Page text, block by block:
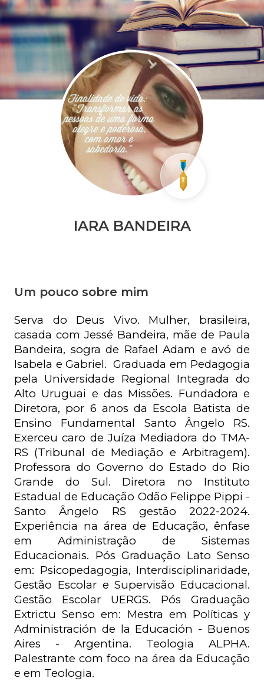
IARA BANDEIRA
Um pouco sobre mim
Serva do Deus Vivo. Mulher, brasileira,
casada com Jessé Bandeira, mãe de Paula
Bandeira, sogra de Rafael Adam e avó de
Isabela e Gabriel.  Graduada em Pedagogia
pela Universidade Regional Integrada do
Alto Uruguai e das Missões. Fundadora e
Diretora, por 6 anos da Escola Batista de
Ensino Fundamental Santo Ângelo RS.
Exerceu caro de Juíza Mediadora do TMA-
RS (Tribunal de Mediação e Arbitragem).
Professora do Governo do Estado do Rio
Grande do Sul. Diretora no Instituto
Estadual de Educação Odão Felippe Pippi -
Santo Ângelo RS gestão 2022-2024.
Experiência na área de Educação, ênfase
em Administração de Sistemas
Educacionais. Pós Graduação Lato Senso
em: Psicopedagogia, Interdisciplinaridade,
Gestão Escolar e Supervisão Educacional.
Gestão Escolar UERGS. Pós Graduação
Extrictu Senso em: Mestra em Políticas y
Administración de la Educación - Buenos
Aires - Argentina. Teologia ALPHA.
Palestrante com foco na área da Educação
e em Teologia.